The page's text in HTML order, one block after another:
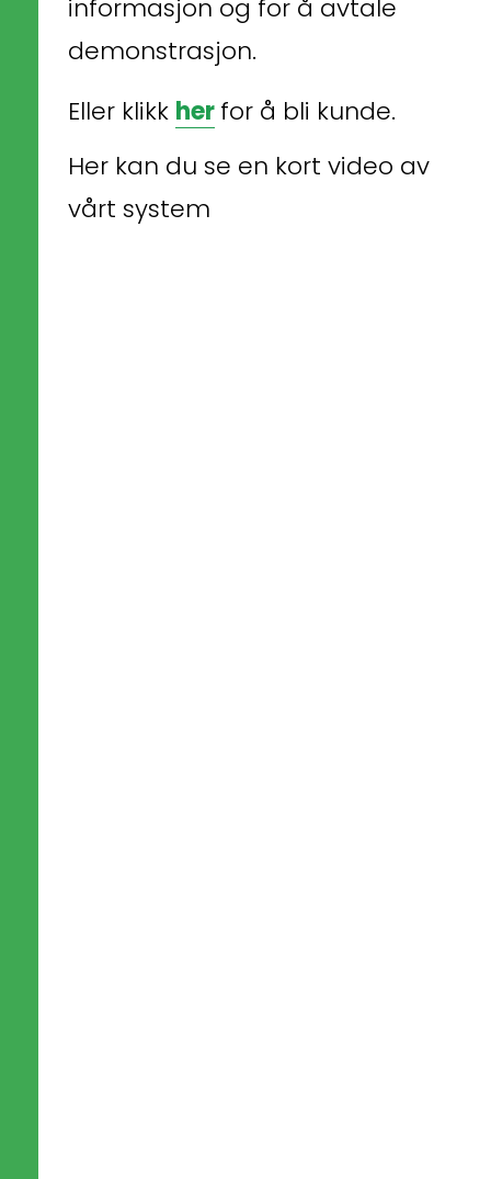
informasjon og for å avtale
demonstrasjon.
Eller klikk herfor å bli kunde.
Her kan du se en kort video av
vårt system